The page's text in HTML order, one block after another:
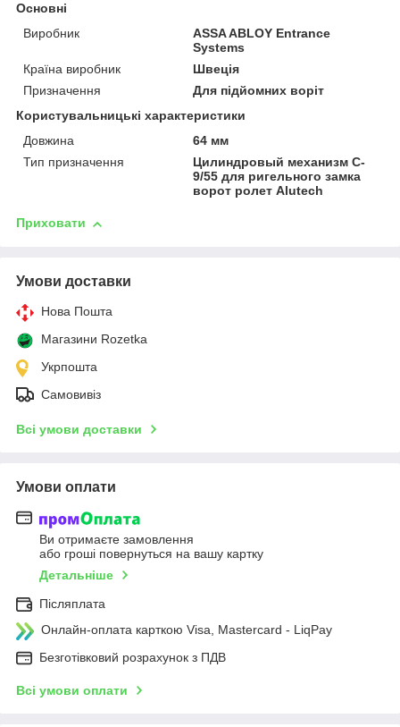
Основні
Виробник
ASSA ABLOY Entrance
Systems
Країна виробник
Швеція
Призначення
Для підйомних воріт
Користувальницькі характеристики
Довжина
64 мм
Тип призначення
Цилиндровый механизм C-
9/55 для ригельного замка
ворот ролет Alutech
Приховати
Умови доставки
Нова Пошта
Магазини Rozetka
Укрпошта
Самовивіз
Всі умови доставки
Умови оплати
Ви отримаєте замовлення
або гроші повернуться на вашу картку
Детальніше
Післяплата
Онлайн-оплата карткою Visa, Mastercard - LiqPay
Безготівковий розрахунок з ПДВ
Всі умови оплати